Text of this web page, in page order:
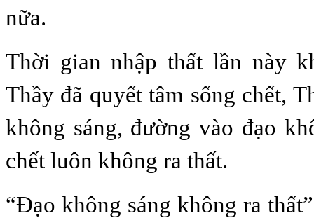
nữa.
Thời gian nhập thất lần này
Thầy đã quyết tâm sống chết,
không sáng, đường vào đạo
chết luôn không ra thất.
“Đạo không sáng không ra